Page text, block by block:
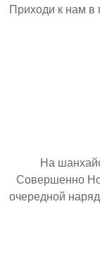
Приходи к нам в
На
Совершенно
очередной